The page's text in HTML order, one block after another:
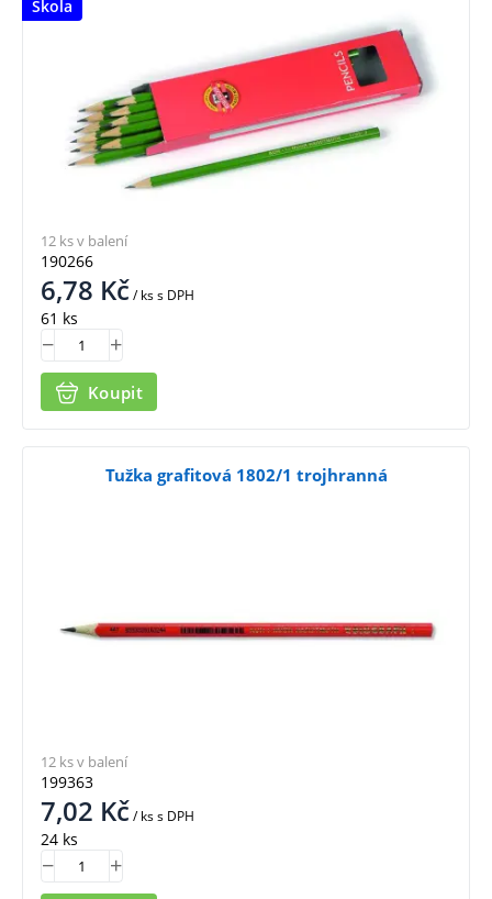
Škola
190266
6,78 Kč/ kss DPH
61 ks
Koupit
12 ks v balení
Tužka grafitová 1802/1 trojhranná
199363
7,02 Kč/ kss DPH
24 ks
12 ks v balení